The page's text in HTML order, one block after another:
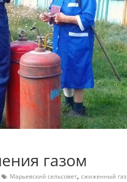
газом
Марьевский сельсовет, сжиженный газ